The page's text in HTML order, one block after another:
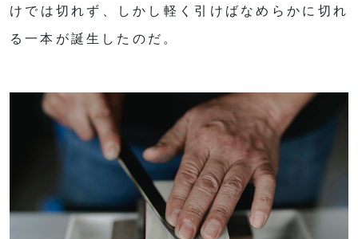
けでは切れず、しかし軽く引けばなめらかに切れ
る一本が誕生したのだ。